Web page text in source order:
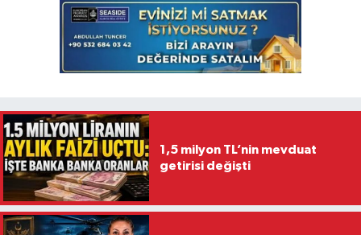
1,5 milyon TL’nin mevduat
getirisi değişti